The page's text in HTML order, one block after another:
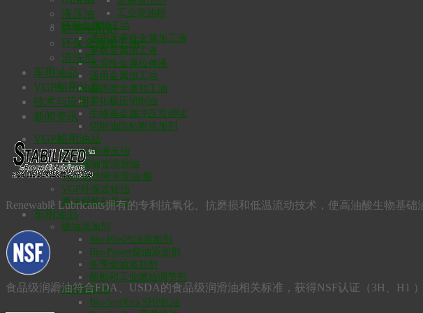
工业吸油粉
环保金属加工油
通用水溶性金属加工液
重载金属加工液
水溶性金属拉伸液
通用金属加工油
高强度金属加工油
雾化极压切削油
生物基金属冲压拉伸油
切削油防粘附添加剂
VGP船用油品
VGP船用液压油
VGP艉轴管润滑油
VGP钢丝绳润滑油/脂
VGP环保齿轮油
两冲程舷外机油
车用油品
燃油添加剂
Bio-Plus汽油添加剂
Bio-Power柴油添加剂
冬季柴油添加剂
船舶和工业燃油调节剂
高性能机油
Bio-SynXtra SHP机油
液压油
防锈润滑剂
环保金属加工油
清洗剂
车用油品
VGP船用油品
技术与应用
新闻资讯
Renewable Lubricants拥有的专利抗氧化、抗磨损和低温流动技术，使高油酸生物基
食品级润滑油符合FDA、USDA的食品级润滑油相关标准，获得NSF认证（3H、H1